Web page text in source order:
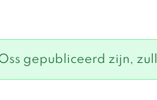
gepubliceerd zijn,